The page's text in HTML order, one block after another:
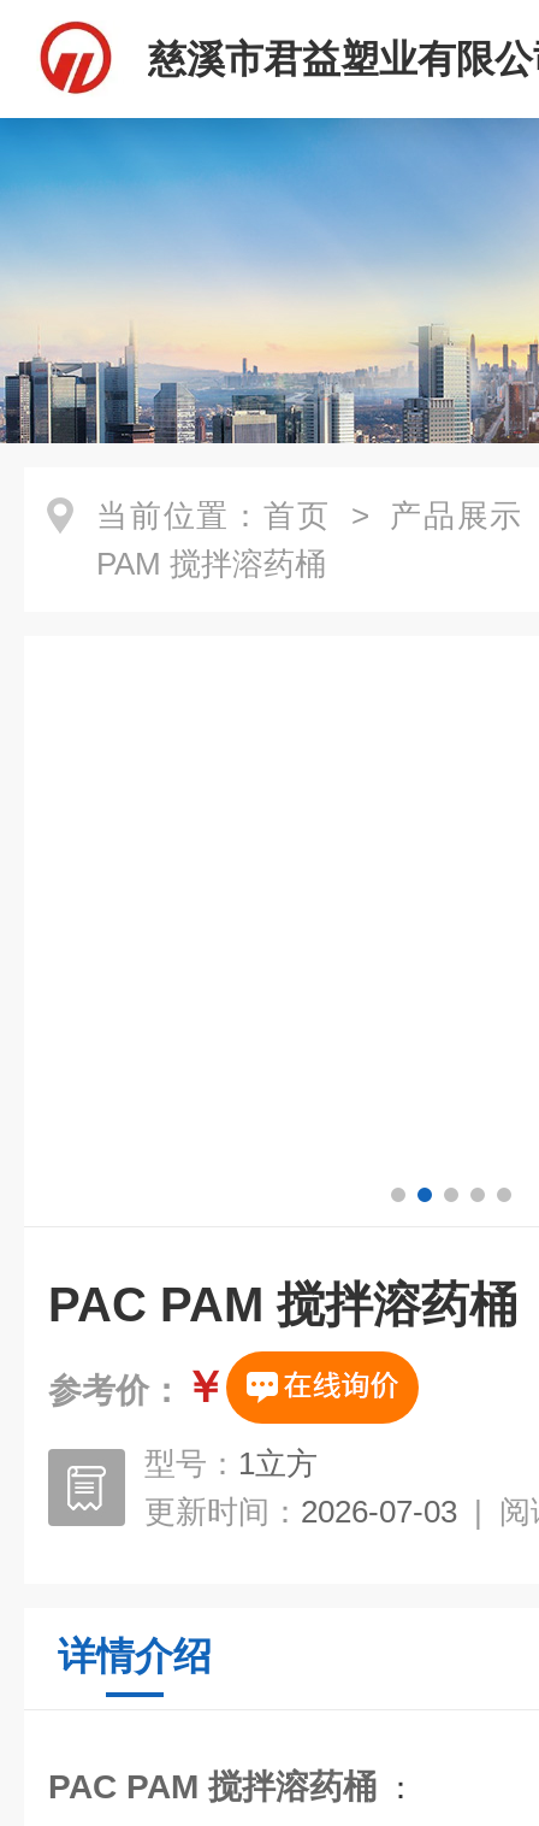
慈溪市君益塑业有限
当前位置： 首页 > 产品展示
PAM 搅拌溶药桶
PAC PAM 搅拌溶药桶
参考价： ￥
型号： 1立方
更新时间： 2026-07-03 | 阅
详情介绍
PAC PAM 搅拌溶药桶 ：